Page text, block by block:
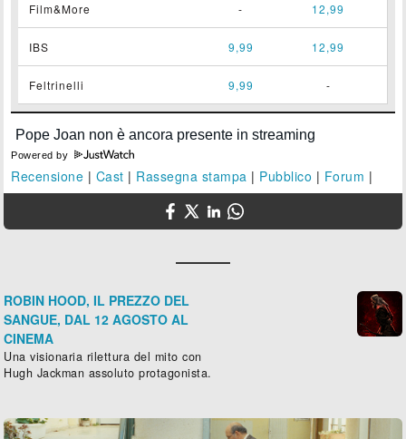
Film&More - 12,99
IBS 9,99 12,99
Feltrinelli 9,99 -
Powered by
Recensione | Cast | Rassegna stampa | Pubblico | Forum |
ROBIN HOOD, IL PREZZO DEL
SANGUE, DAL 12 AGOSTO AL
CINEMA
Una visionaria rilettura del mito con
Hugh Jackman assoluto protagonista.